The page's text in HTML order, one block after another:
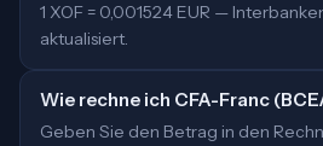
1 XOF = 0,001524 EUR —
aktualisiert.
Wie rechne ich CFA-Franc
Geben Sie den Betrag in den